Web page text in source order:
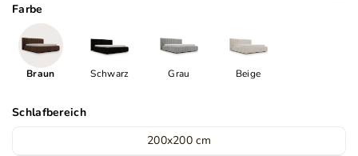
Farbe
Braun Schwarz Grau Beige
Schlafbereich
200x200 cm